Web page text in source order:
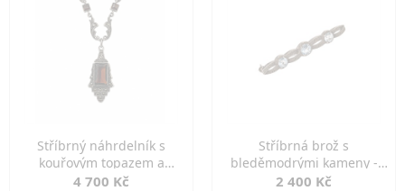
Stříbrný náhrdelník s
kouřovým topazem a
markazity
4 700 Kč
Stříbrná brož s
bleděmodrými kameny -
jemná elegance
2 400 Kč